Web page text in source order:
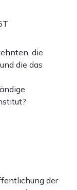
die
die das
der